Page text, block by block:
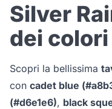
Silver
dei colori
Scopri la bellissima
con cadet blue
(#d6e1e6), black